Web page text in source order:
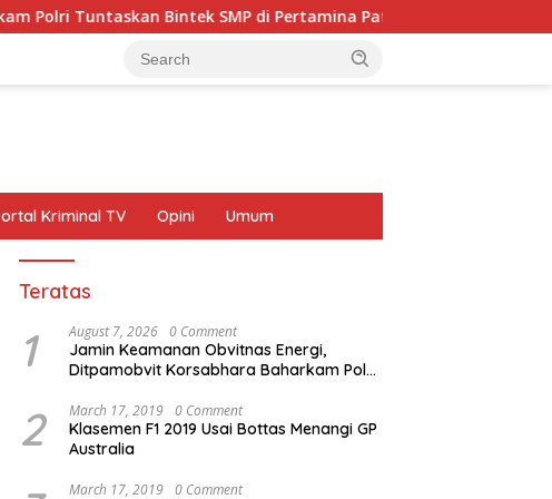
Bintek SMP di Pertamina Patra Niaga Jabar
Kriminal TV Opini Umum
Teratas
1 August 7, 2026 0 Comment
Jamin Keamanan Obvitnas Energi,
Ditpamobvit Korsabhara Baharkam Polri
Niaga Jabar
2 March 17, 2019 0 Comment
Klasemen F1 2019 Usai Bottas Menangi GP
Australia
March 17, 2019 0 Comment